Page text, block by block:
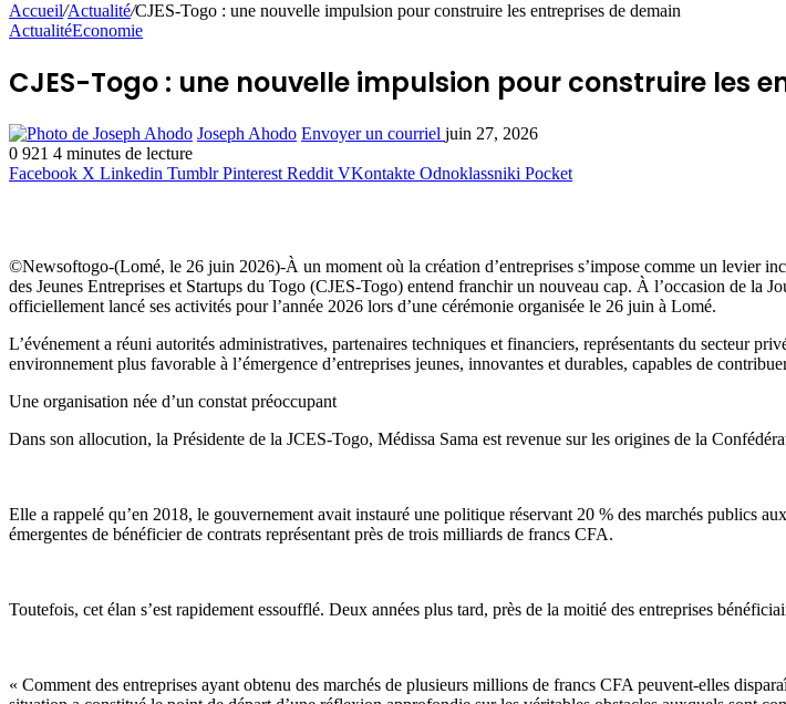
Accueil/Actualité/CJES-Togo : une nouvelle impulsion pour construire les entreprises de demain
ActualitéEconomie
CJES-Togo : une nouvelle impulsion pour construire les
Joseph Ahodo Envoyer un courriel juin 27, 2026
0 921 4 minutes de lecture
Facebook X Linkedin Tumblr Pinterest Reddit VKontakte Odnoklassniki Pocket
©Newsoftogo-(Lomé, le 26 juin 2026)-À un moment où la création d’entreprises s’impose comme un levier
des Jeunes Entreprises et Startups du Togo (CJES-Togo) entend franchir un nouveau cap. À l’occasion de la
officiellement lancé ses activités pour l’année 2026 lors d’une cérémonie organisée le 26 juin à Lomé.
L’événement a réuni autorités administratives, partenaires techniques et financiers, représentants du secteur
environnement plus favorable à l’émergence d’entreprises jeunes, innovantes et durables, capables de
Une organisation née d’un constat préoccupant
Dans son allocution, la Présidente de la JCES-Togo, Médissa Sama est revenue sur les origines de la
Elle a rappelé qu’en 2018, le gouvernement avait instauré une politique réservant 20 % des marchés publics
émergentes de bénéficier de contrats représentant près de trois milliards de francs CFA.
Toutefois, cet élan s’est rapidement essoufflé. Deux années plus tard, près de la moitié des entreprises
« Comment des entreprises ayant obtenu des marchés de plusieurs millions de francs CFA peuvent-elles